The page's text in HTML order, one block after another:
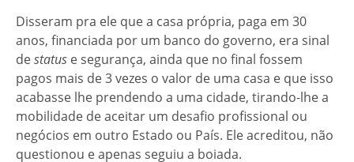
Disseram pra ele que a casa própria, paga em 30
anos, financiada por um banco do governo, era sinal
destatus e segurança, ainda que no final fossem
pagos mais de 3 vezes o valor de uma casa e que isso
acabasse lhe prendendo a uma cidade, tirando-lhe a
mobilidade de aceitar um desafio profissional ou
negócios em outro Estado ou País. Ele acreditou, não
questionou e apenas seguiu a boiada.